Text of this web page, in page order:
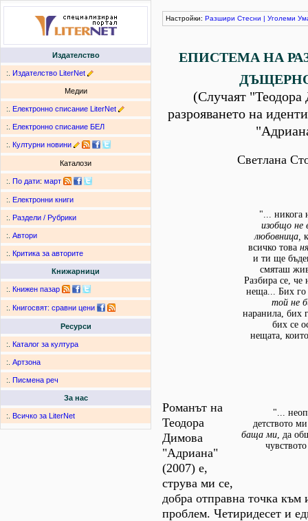
Издателство
:. Издателство LiterNet
Медии
:. Електронно списание LiterNet
:. Електронно списание БЕЛ
:. Културни новини
Каталози
:. По дати: март
:. Електронни книги
:. Раздели / Рубрики
:. Автори
:. Критика за авторите
Книжарници
:. Книжен пазар
:. Книгосвят: сравни цени
Ресурси
:. Каталог за култура
:. Артзона
:. Писмена реч
За нас
:. Всичко за LiterNet
Настройки: Разшири Стесни | Уголеми
ЕПИСТЕМА НА
(Случаят
разрояването на
Светлана
"... никога
изобщо не
любовница,
всичко това
и ти ще
смяташ
Разбира се,
неща... Бих го
той не
наранила, бих
бих се
нещата,
"...
детството
баща ми, да
Романът на
Теодора
Димова
"Адриана"
(2007) е,
струва ми се,
добра отправна точка към
проблем. Четиридесет и